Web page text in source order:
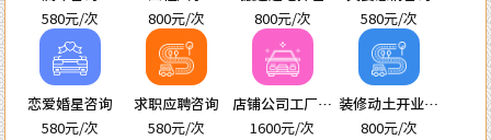
580元/次
800元/次
800元/次
580元/次
恋爱婚星咨询
580元/次
求职应聘咨询
580元/次
店铺公司工厂起
名
1600元/次
装修动土开业进
宅择吉
800元/次